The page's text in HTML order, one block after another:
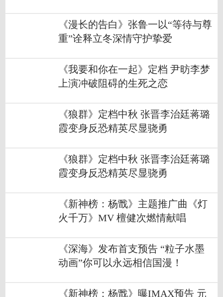
《漫长的告白》张鲁一以“等待与尊
重”诠释立冬深情守护挚爱
《我要和你在一起》定档 尹昉李梦
上演冲破阻碍的生死之恋
《狼群》定档中秋 张晋李治廷蒋璐
霞变身反恐精英尽显骁勇
《狼群》定档中秋 张晋李治廷蒋璐
霞变身反恐精英尽显骁勇
《新神榜：杨戬》主题推广曲《灯
火千万》MV 檀健次燃情献唱
《深海》发布首支预告 “粒子水墨
动画”你可以永远相信国漫！
《新神榜：杨戬》曝IMAX预告 元